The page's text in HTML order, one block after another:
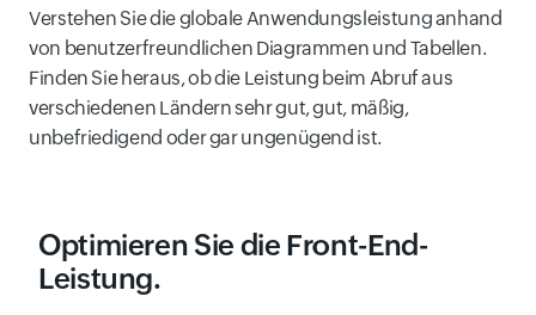
Verstehen Sie die globale Anwendungsleistung anhand
von benutzerfreundlichen Diagrammen und Tabellen.
Finden Sie heraus, ob die Leistung beim Abruf aus
verschiedenen Ländern sehr gut, gut, mäßig,
unbefriedigend oder gar ungenügend ist.
Optimieren Sie die Front-End-
Leistung.